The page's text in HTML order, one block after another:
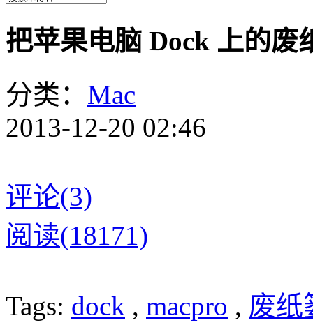
把苹果电脑 Dock 上的废
分类： Mac
2013-12-20 02:46
评论(3)
阅读(18171)
Tags: dock , macpro , 废纸